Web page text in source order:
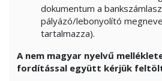
dokumentum a
pályázó/lebonyolító
tartalmazza).
A nem magyar nyelvű
fordítással együtt kérjük